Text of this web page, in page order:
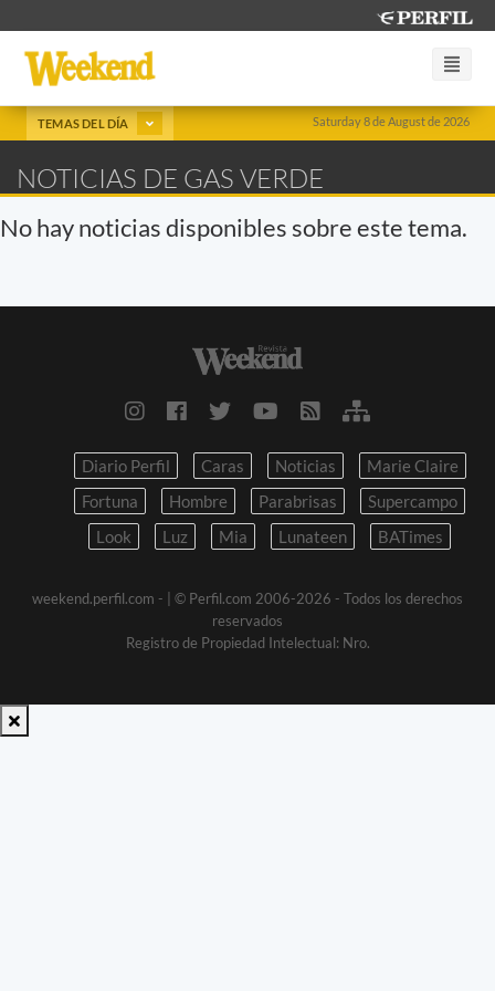
Saturday 8 de August de 2026
TEMAS DEL DÍA
NOTICIAS DE GAS VERDE
No hay noticias disponibles sobre este tema.
Diario Perfil Caras Noticias
Marie Claire
Fortuna
Hombre Parabrisas
Supercampo
Look
Luz Mia Lunateen BATimes
weekend.perfil.com -
| © Perfil.com 2006-2026 - Todos los derechos
reservados
Registro de Propiedad Intelectual: Nro.